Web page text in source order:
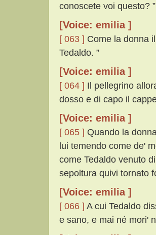
conoscete voi questo? ”
[Voice: emilia ]
[ 063 ] Come la donna
Tedaldo. ”
[Voice: emilia ]
[ 064 ] Il pellegrino
dosso e di capo il
[Voice: emilia ]
[ 065 ] Quando la
lui temendo come de'
come Tedaldo venuto
sepoltura quivi tornato
[Voice: emilia ]
[ 066 ] A cui Tedaldo
e sano, e mai né mori'